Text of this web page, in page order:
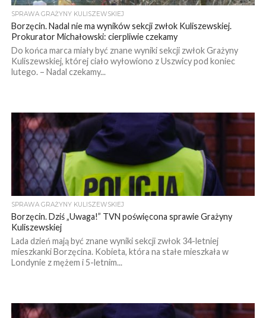
SPRAWA GRAŻYNY KULISZEWSKIEJ
Borzęcin. Nadal nie ma wyników sekcji zwłok Kuliszewskiej.
Prokurator Michałowski: cierpliwie czekamy
Do końca marca miały być znane wyniki sekcji zwłok Grażyny
Kuliszewskiej, której ciało wyłowiono z Uszwicy pod koniec
lutego. – Nadal czekamy...
SPRAWA GRAŻYNY KULISZEWSKIEJ
Borzęcin. Dziś „Uwaga!” TVN poświęcona sprawie Grażyny
Kuliszewskiej
Lada dzień mają być znane wyniki sekcji zwłok 34-letniej
mieszkanki Borzęcina. Kobieta, która na stałe mieszkała w
Londynie z mężem i 5-letnim...